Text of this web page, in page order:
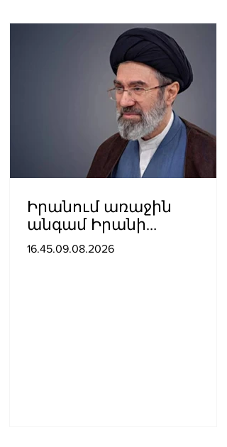
Իրանում առաջին
անգամ Իրանի
գերագույն առաջնորդի
16.45.09.08.2026